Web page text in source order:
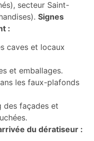
secteur Saint-
Signes
:
caves et locaux
et emballages.
les faux-plafonds
des façades et
du dératiseur :